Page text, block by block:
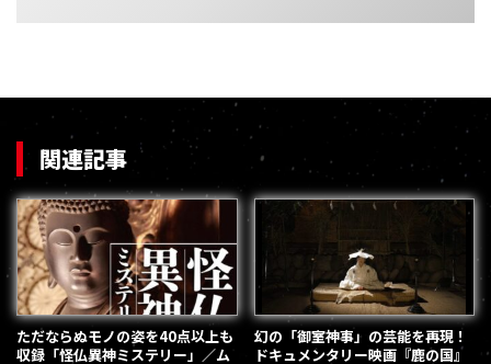
関連記事
ただならぬモノの姿を40点以上も
収録「怪仏異神ミステリー」／ム
幻の「御室神事」の芸能を再現！
ドキュメンタリー映画『鹿の国』